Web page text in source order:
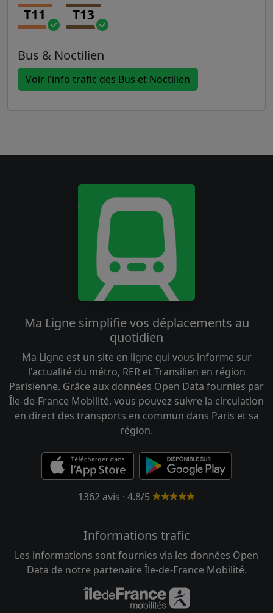
T11 T13
Bus & Noctilien
Voir l'info trafic des Bus et Noctilien
Ma Ligne simplifie vos déplacements au
quotidien
Ma Ligne est un site en ligne qui vous informe sur
l'actualité du métro, RER et Transilien en région
Parisienne. Grâce aux données Open Data fournies par
Île-de-France Mobilité, vous pouvez suivre la circulation
en direct des transports en commun dans Paris et sa
région.
1362 avis · 4.8/5
Informations trafic
Les informations sont fournies via les données Open
Data de notre partenaire Île-de-France Mobilité.